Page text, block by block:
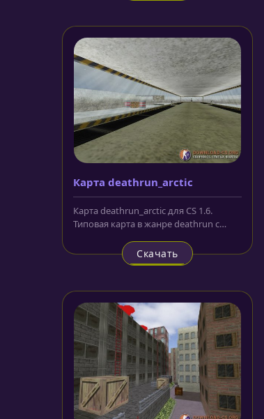
Карта deathrun_arctic
Карта deathrun_arctic для CS 1.6.
Типовая карта в жанре deathrun с
Скачать